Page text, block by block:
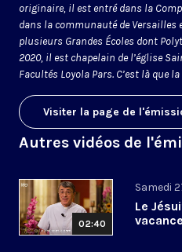
originaire, il est entré dans la
dans la communauté de Versailles
plusieurs Grandes Écoles dont
2020, il est chapelain de l’église
Facultés Loyola Pars. C’est là que
Visiter la page de
Autres vidéos de
02:40
Samedi
Le